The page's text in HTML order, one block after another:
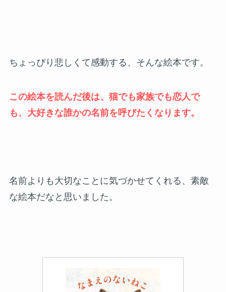
ちょっぴり悲しくて感動する、そんな絵本です。
この絵本を読んだ後は、猫でも家族でも恋人で
も、大好きな誰かの名前を呼びたくなります。
名前よりも大切なことに気づかせてくれる、素敵
な絵本だなと思いました。